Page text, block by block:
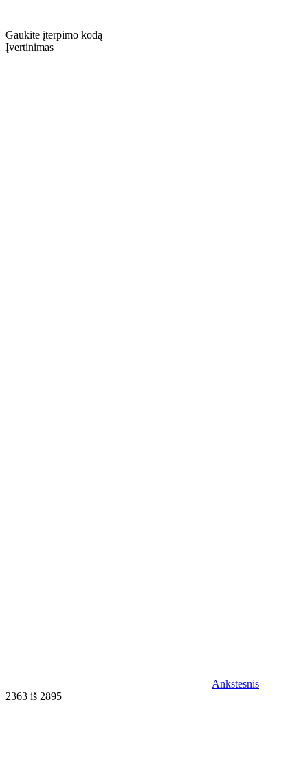
Gaukite įterpimo kodą
Įvertinimas
Ankstesnis
2363 iš 2895